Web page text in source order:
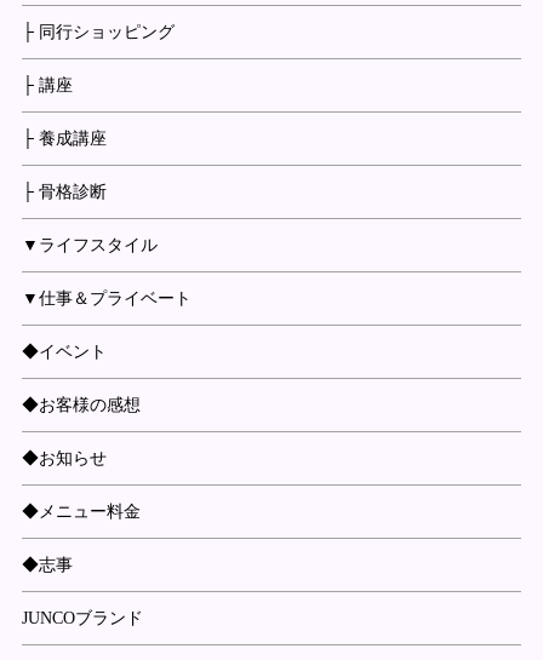
├ 同行ショッピング
├ 講座
├ 養成講座
├ 骨格診断
▼ライフスタイル
▼仕事＆プライベート
◆イベント
◆お客様の感想
◆お知らせ
◆メニュー料金
◆志事
JUNCOブランド